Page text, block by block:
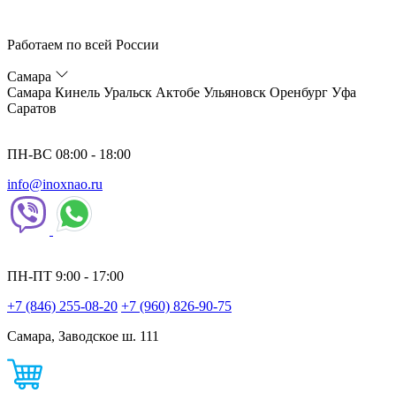
Работаем по всей России
Самара
Самара Кинель Уральск Актобе Ульяновск Оренбург Уфа
Саратов
ПН-ВС 08:00 - 18:00
info@inoxnao.ru
ПН-ПТ 9:00 - 17:00
+7 (846) 255-08-20 +7 (960) 826-90-75
Самара, Заводское ш. 111